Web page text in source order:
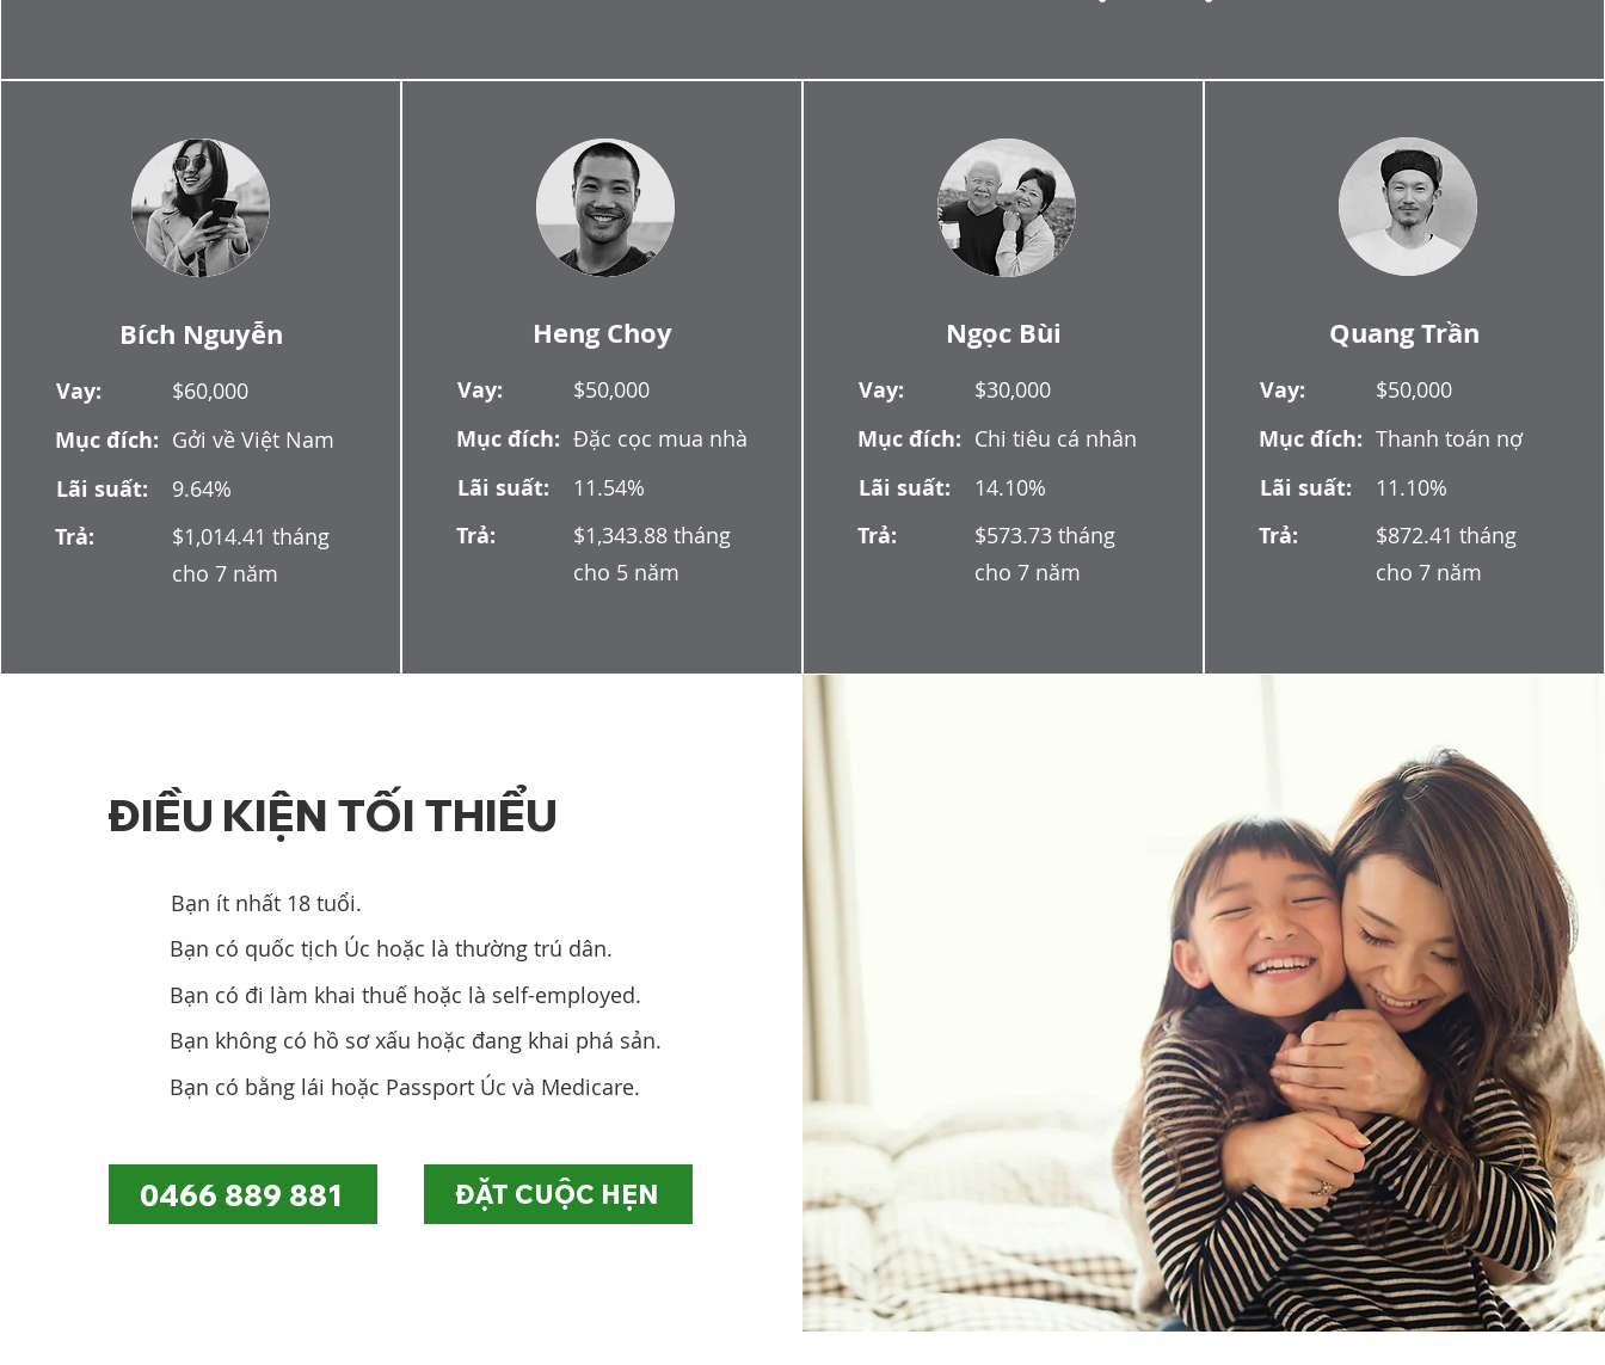
Bích Nguyễn
Vay: $60,000
Mục đích: Gởi về Việt Nam
Lãi suất: 9.64%
Trả:
$1,014.41 tháng
cho 7 năm
Heng Choy
Vay: $50,000
Mục đích: Đặc cọc mua nhà
Lãi suất: 11.54%
Trả:
$1,343.88 tháng
cho 5 năm
Ngọc Bùi
Vay: $30,000
Mục đích: Chi tiêu cá nhân
Lãi suất: 14.10%
Trả:
$573.73 tháng
cho 7 năm
Quang Trần
Vay: $50,000
Mục đích: Thanh toán nợ
Lãi suất: 11.10%
Trả:
$872.41 tháng
cho 7 năm
ĐIỀU KIỆN TỐI THIỂU
Bạn ít nhất 18 tuổi.
Bạn có quốc tịch Úc hoặc là thường trú dân.
Bạn có đi làm khai thuế hoặc là self-employed.
Bạn không có hồ sơ xấu hoặc đang khai phá sản.
Bạn có bằng lái hoặc Passport Úc và Medicare.
0466 889 881 ĐẶT CUỘC HẸN